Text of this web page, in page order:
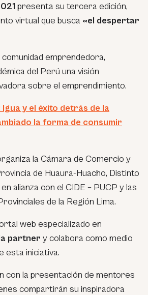
presenta su tercera edición,
virtual que busca «el despertar
emprendedora,
del Perú una visión
sobre el emprendimiento.
Igua y el éxito detrás de la
la forma de consumir
la Cámara de Comercio y
de Huaura-Huacho, Distinto
alianza con el CIDE – PUCP y las
de la Región Lima.
web especializado en
partner y colabora como medio
esta iniciativa.
con la presentación de mentores
compartirán su inspiradora